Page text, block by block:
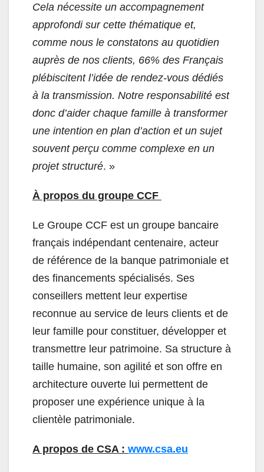
Cela nécessite un accompagnement
approfondi sur cette thématique et,
comme nous le constatons au quotidien
auprès de nos clients, 66% des Français
plébiscitent l’idée de rendez-vous dédiés
à la transmission. Notre responsabilité est
donc d’aider chaque famille à transformer
une intention en plan d’action et un sujet
souvent perçu comme complexe en un
projet structuré. »
À propos du groupe CCF
Le Groupe CCF est un groupe bancaire
français indépendant centenaire, acteur
de référence de la banque patrimoniale et
des financements spécialisés. Ses
conseillers mettent leur expertise
reconnue au service de leurs clients et de
leur famille pour constituer, développer et
transmettre leur patrimoine. Sa structure à
taille humaine, son agilité et son offre en
architecture ouverte lui permettent de
proposer une expérience unique à la
clientèle patrimoniale.
A propos de CSA : www.csa.eu